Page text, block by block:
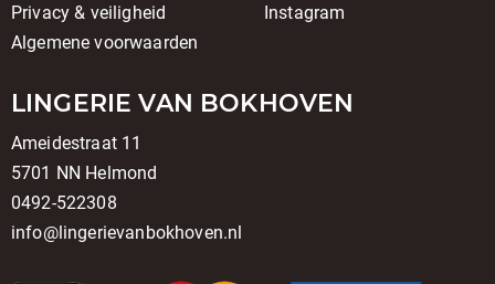
Privacy & veiligheid
Algemene voorwaarden
Instagram
LINGERIE VAN BOKHOVEN
Ameidestraat 11
5701 NN Helmond
0492-522308
info@lingerievanbokhoven.nl